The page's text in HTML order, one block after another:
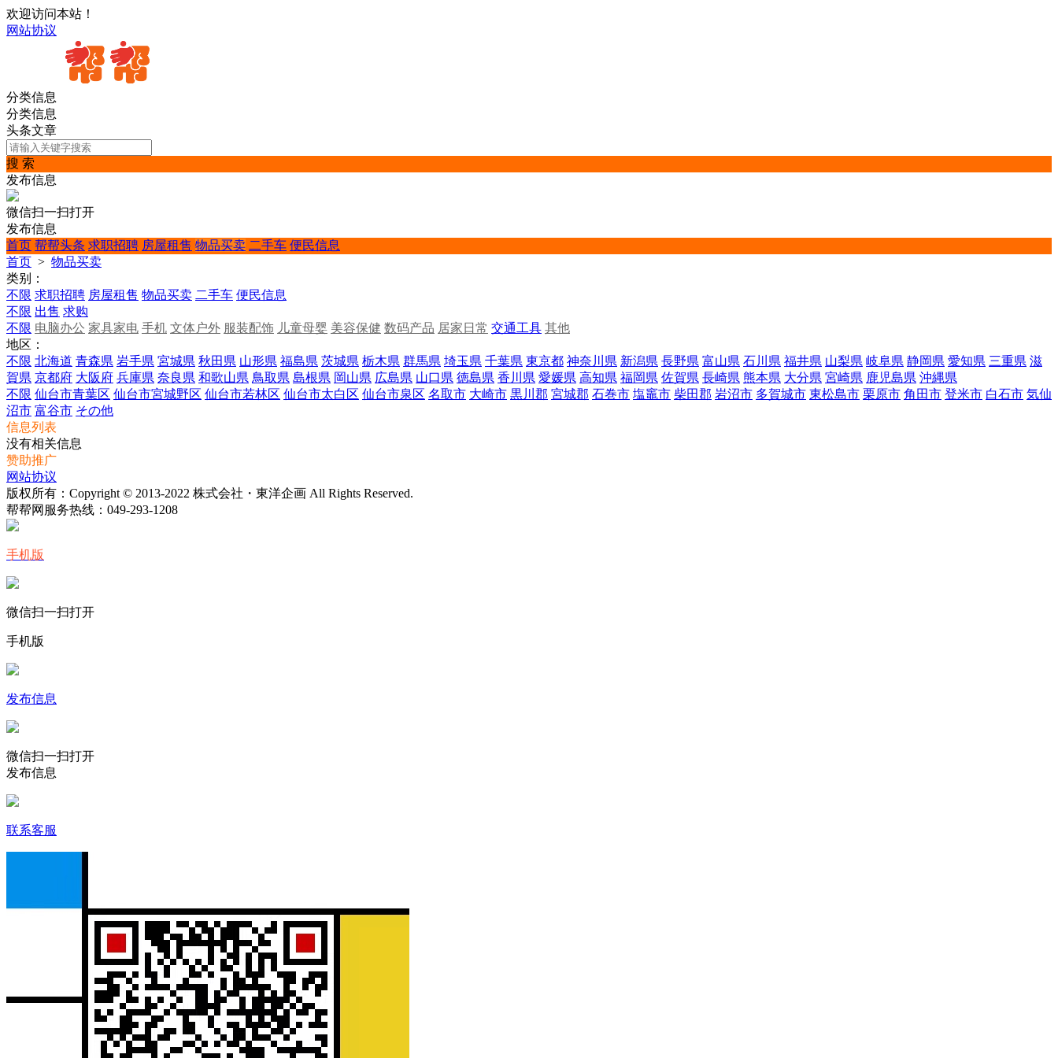
欢迎访问本站！
网站协议
分类信息
分类信息
头条文章
搜 索
发布信息
微信扫一扫打开
发布信息
首页 帮帮头条 求职招聘 房屋租售 物品买卖 二手车 便民信息
首页 > 物品买卖
类别：
不限 求职招聘 房屋租售 物品买卖 二手车 便民信息
不限 出售 求购
不限 电脑办公 家具家电 手机 文体户外 服装配饰 儿童母婴 美容保健 数码产品 居家日常 交通工具 其他
地区：
不限 北海道 青森県 岩手県 宮城県 秋田県 山形県 福島県 茨城県 栃木県 群馬県 埼玉県 千葉県 東京都 神奈川県 新潟県 長野県 富山県 石川県 福井県 山梨県 岐阜県 静岡県 愛知県 三重県 滋
賀県 京都府 大阪府 兵庫県 奈良県 和歌山県 鳥取県 島根県 岡山県 広島県 山口県 徳島県 香川県 愛媛県 高知県 福岡県 佐賀県 長崎県 熊本県 大分県 宮崎県 鹿児島県 沖縄県
不限 仙台市青葉区 仙台市宮城野区 仙台市若林区 仙台市太白区 仙台市泉区 名取市 大崎市 黒川郡 宮城郡 石巻市 塩竈市 柴田郡 岩沼市 多賀城市 東松島市 栗原市 角田市 登米市 白石市 気仙
沼市 富谷市 その他
信息列表
没有相关信息
赞助推广
网站协议
版权所有：Copyright © 2013-2022 株式会社・東洋企画 All Rights Reserved.
帮帮网服务热线： 049-293-1208
手机版
微信扫一扫打开
手机版
发布信息
微信扫一扫打开
发布信息
联系客服